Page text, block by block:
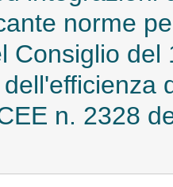
norme
Consiglio
n. 2328